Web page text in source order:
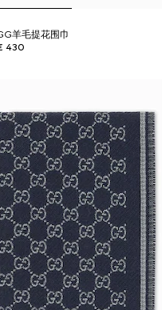
羊毛提花围巾
430